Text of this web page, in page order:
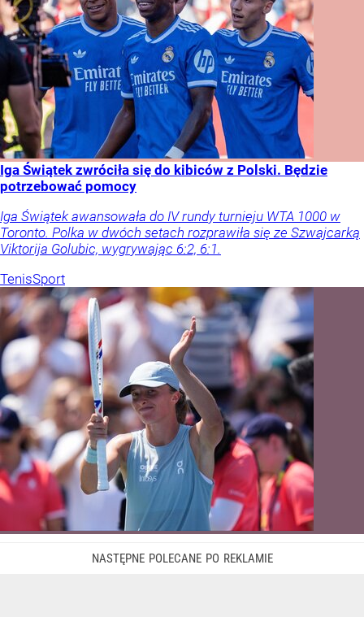
Iga Świątek zwróciła się do kibiców z Polski. Będzie
potrzebować pomocy
Iga Świątek awansowała do IV rundy turnieju WTA 1000 w
Toronto. Polka w dwóch setach rozprawiła się ze Szwajcarką
Viktorija Golubic, wygrywając 6:2, 6:1.
TenisSport